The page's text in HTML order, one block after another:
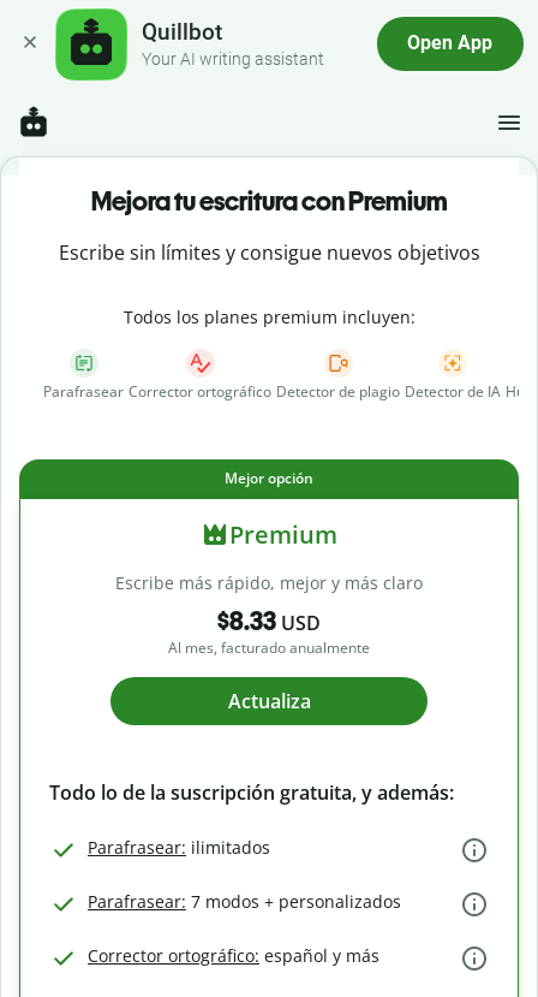
Quillbot
Your AI writing assistant
Open App
Mejora tu escritura con Premium
Escribe sin límites y consigue nuevos objetivos
Todos los planes premium incluyen:
Parafrasear Corrector ortográfico Detector de plagio Detector de IA
Mejor opción
Premium
Escribe más rápido, mejor y más claro
$8.33 USD
Al mes, facturado anualmente
Actualiza
Todo lo de la suscripción gratuita, y además:
Parafrasear: ilimitados
Parafrasear: 7 modos + personalizados
Corrector ortográfico: español y más